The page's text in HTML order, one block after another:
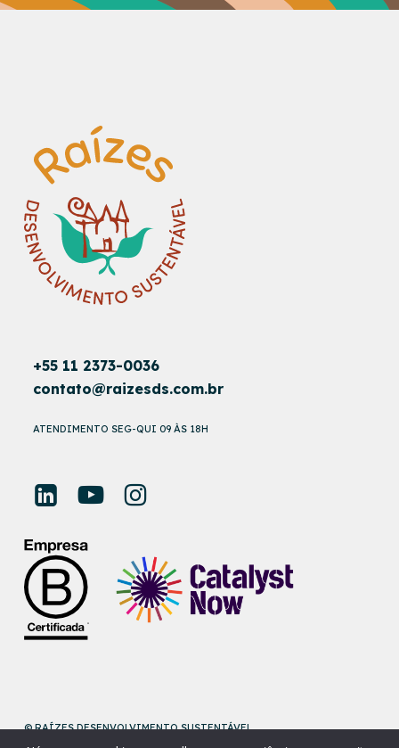
+55 11 2373-0036
contato@raizesds.com.br
ATENDIMENTO SEG-QUI 09 ÀS 18H
© RAÍZES DESENVOLVIMENTO SUSTENTÁVEL